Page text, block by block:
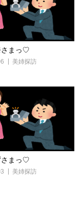
さまっ♡
美姉探訪
さまっ♡
美姉探訪